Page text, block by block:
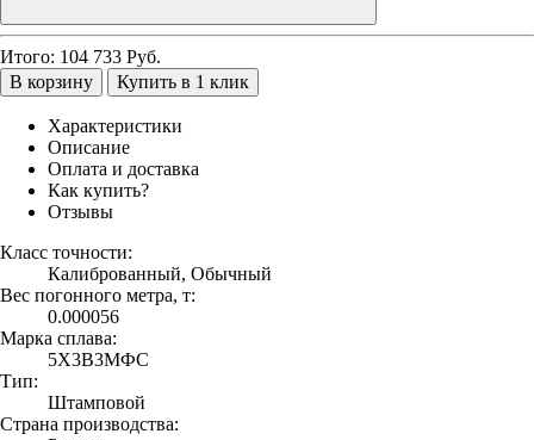
Итого: 104 733 Руб.
В корзину
Купить в 1 клик
Характеристики
Описание
Оплата и доставка
Как купить?
Отзывы
Класс точности:
Калиброванный, Обычный
Вес погонного метра, т:
0.000056
Марка сплава:
5Х3В3МФС
Тип:
Штамповой
Страна производства: